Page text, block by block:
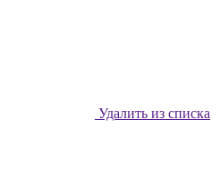
Удалить из списка